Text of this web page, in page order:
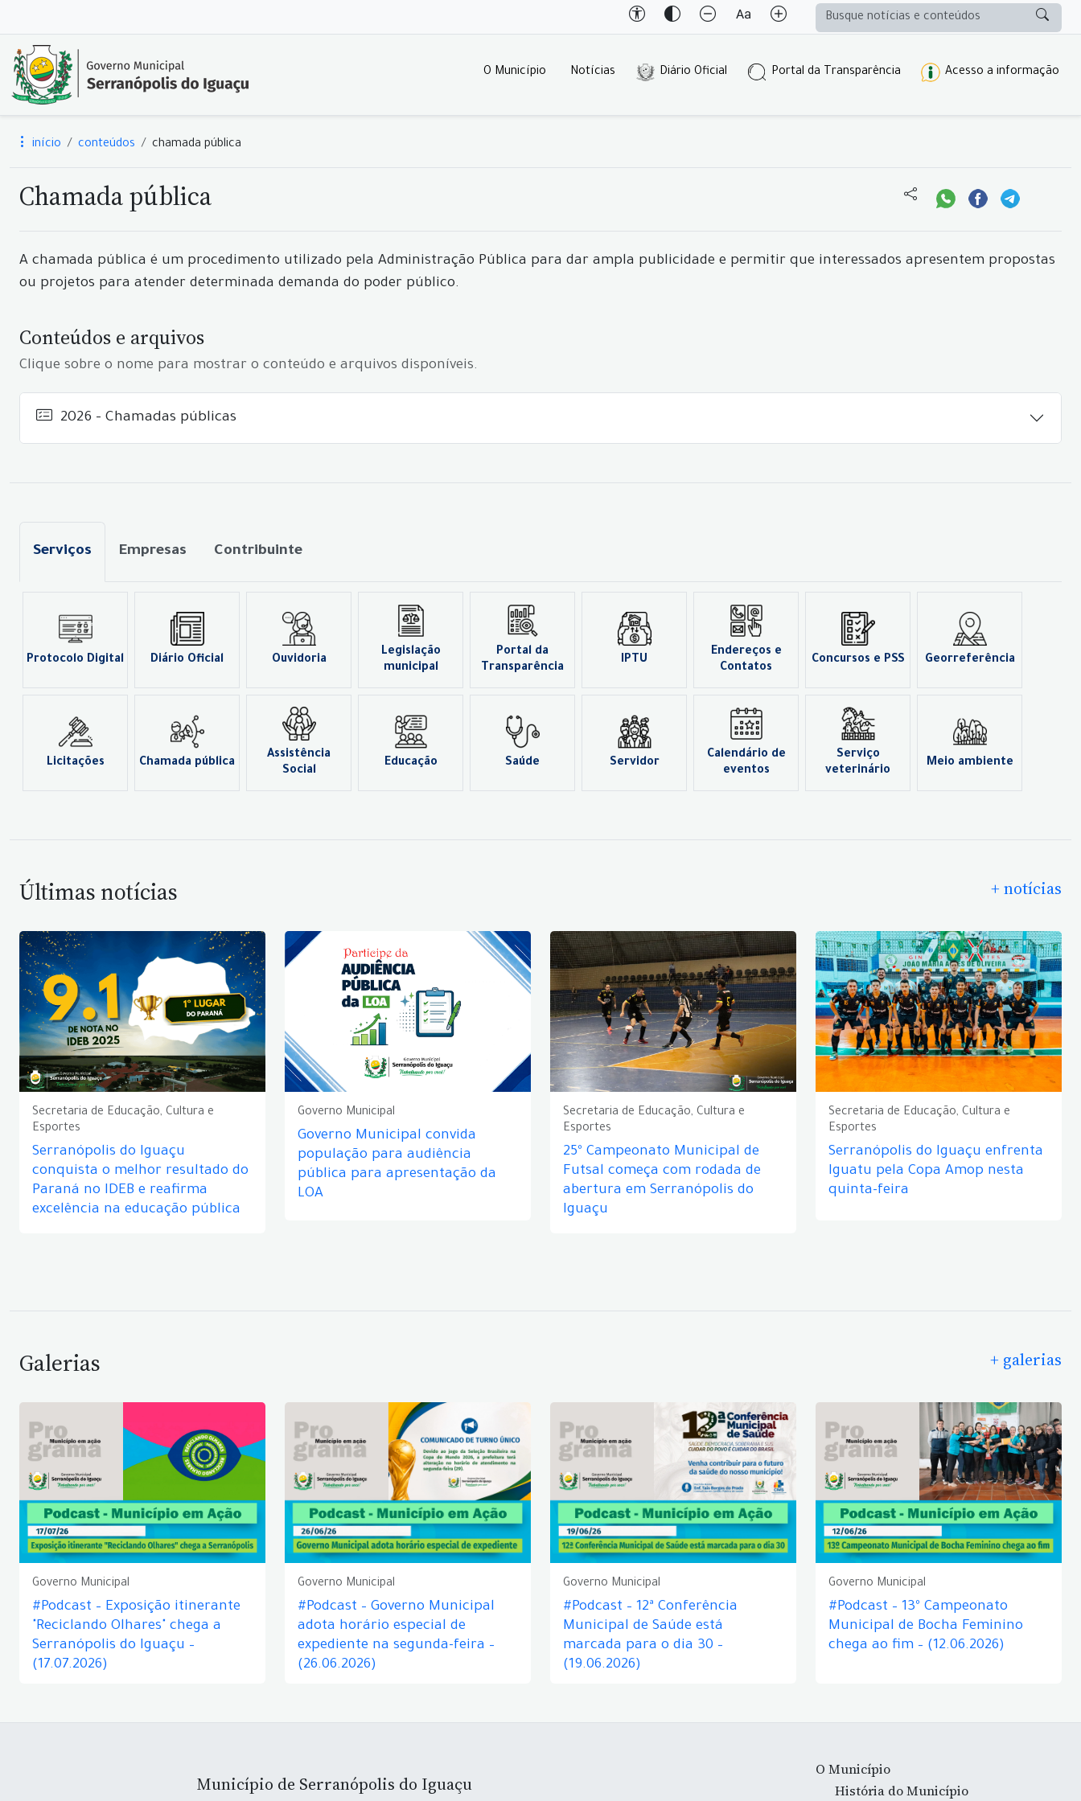
O Município Notícias Diário Oficial Portal da Transparência Acesso a informação
início conteúdos chamada pública
Chamada pública
A chamada pública é um procedimento utilizado pela Administração Pública para dar ampla publicidade e permitir que interessados apresentem propostas
ou projetos para atender determinada demanda do poder público.
Conteúdos e arquivos
Clique sobre o nome para mostrar o conteúdo e arquivos disponíveis.
2026 - Chamadas públicas
Serviços Empresas Contribuinte
Protocolo Digital Diário Oficial Ouvidoria
Legislação
municipal
Portal da
Transparência
IPTU
Endereços e
Contatos
Concursos e PSS Georreferência
Licitações Chamada pública
Assistência
Social
Educação Saúde Servidor
Calendário de
eventos
Serviço
veterinário
Meio ambiente
Últimas notícias + notícias
Secretaria de Educação, Cultura e
Esportes
Serranópolis do Iguaçu
conquista o melhor resultado do
Paraná no IDEB e reafirma
excelência na educação pública
Governo Municipal
Governo Municipal convida
população para audiência
pública para apresentação da
LOA
Secretaria de Educação, Cultura e
Esportes
25º Campeonato Municipal de
Futsal começa com rodada de
abertura em Serranópolis do
Iguaçu
Secretaria de Educação, Cultura e
Esportes
Serranópolis do Iguaçu enfrenta
Iguatu pela Copa Amop nesta
quinta-feira
Galerias + galerias
Governo Municipal
#Podcast – Exposição itinerante
"Reciclando Olhares" chega a
Serranópolis do Iguaçu –
(17.07.2026)
Governo Municipal
#Podcast – Governo Municipal
adota horário especial de
expediente na segunda-feira –
(26.06.2026)
Governo Municipal
#Podcast – 12ª Conferência
Municipal de Saúde está
marcada para o dia 30 –
(19.06.2026)
Governo Municipal
#Podcast – 13º Campeonato
Municipal de Bocha Feminino
chega ao fim – (12.06.2026)
Município de Serranópolis do Iguaçu
O Município
História do Município